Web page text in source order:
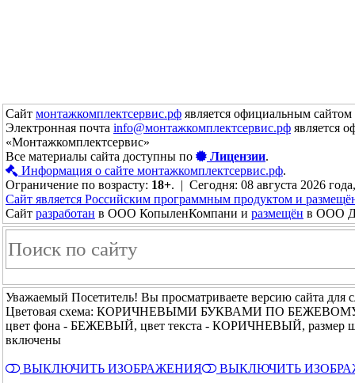
Сайт монтажкомплектсервис.рф является официальным
Электронная почта info@монтажкомплектсервис.рф является
«Монтажкомплектсервис»
Все материалы сайта доступны по
Лицензии.
Информация о сайте монтажкомплектсервис.рф.
Ограничение по возрасту: 18+. | Сегодня: 08 августа 2026
Сайт является Российским программным продуктом и
Сайт разработан в ООО КопыленКомпани и размещён в ООО
Уважаемый Посетитель! Вы просматриваете версию сайта для
Цветовая схема: КОРИЧНЕВЫМИ БУКВАМИ ПО
цвет фона - БЕЖЕВЫЙ, цвет текста - КОРИЧНЕВЫЙ, размер
включены
ВЫКЛЮЧИТЬ ИЗОБРАЖЕНИЯ ВЫКЛЮЧИТЬ